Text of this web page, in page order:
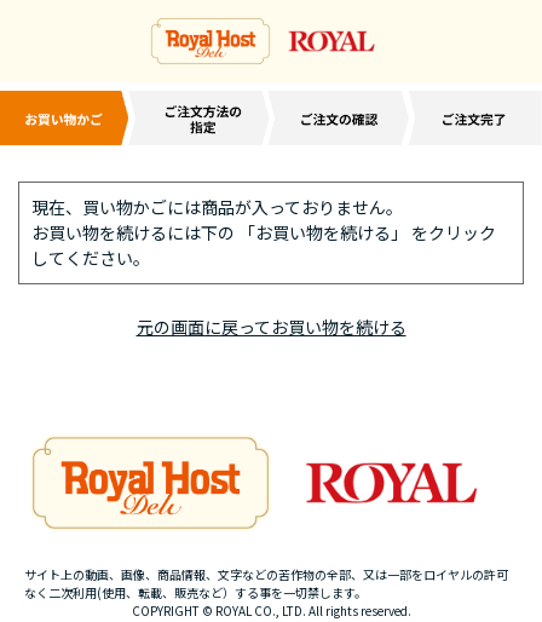
現在、買い物かごには商品が入っておりません。
お買い物を続けるには下の 「お買い物を続ける」 をクリック
してください。
元の画面に戻ってお買い物を続ける
COPYRIGHT © ROYAL CO., LTD. All rights reserved.
サイト上の動画、画像、商品情報、文字などの苦作物の全部、又は一部をロイヤルの許可
なく二次利用(使用、転載、販売など）する事を一切禁します。